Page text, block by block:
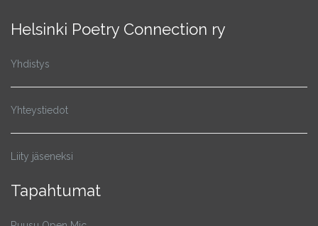
Helsinki Poetry Connection ry
Yhdistys
Yhteystiedot
Liity jäseneksi
Tapahtumat